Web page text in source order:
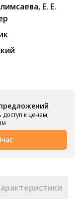
Е. Е.
доступ к ценам,